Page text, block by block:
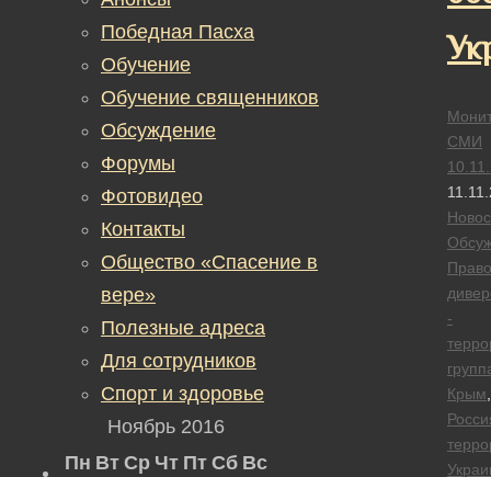
СМИ
-
Крым
Победная Пасха
Обучение
Обучение священников
Обсуждение
Форумы
Фотовидео
Контакты
Общество «Спасение в
вере»
Полезные адреса
Для сотрудников
Спорт и здоровье
Ноябрь 2016
Пн Вт Ср Чт Пт Сб Вс